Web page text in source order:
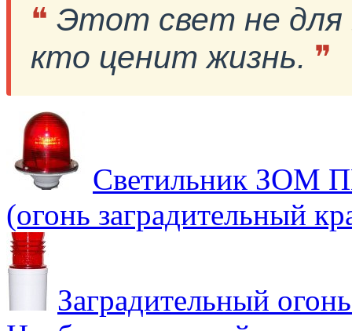
❝ Этот свет не для
кто ценит жизнь. ❞
Светильник ЗОМ
(огонь заградительный
Заградительный